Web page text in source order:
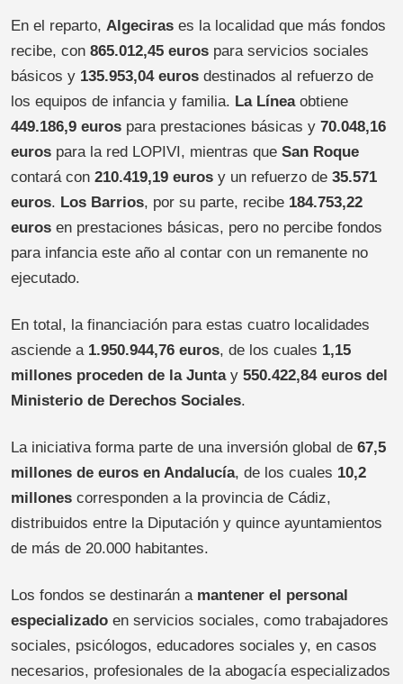
En el reparto, Algeciras es la localidad que más fondos
recibe, con 865.012,45 euros para servicios sociales
básicos y 135.953,04 euros destinados al refuerzo de
los equipos de infancia y familia. La Líneaobtiene
449.186,9 euros para prestaciones básicas y 70.048,16
euros para la red LOPIVI, mientras que San Roque
contará con 210.419,19 euros y un refuerzo de 35.571
euros. Los Barrios, por su parte, recibe 184.753,22
euros en prestaciones básicas, pero no percibe fondos
para infancia este año al contar con un remanente no
ejecutado.
En total, la financiación para estas cuatro localidades
asciende a 1.950.944,76 euros, de los cuales 1,15
millones proceden de la Juntay 550.422,84 euros del
Ministerio de Derechos Sociales.
La iniciativa forma parte de una inversión global de 67,5
millones de euros en Andalucía, de los cuales 10,2
millones corresponden a la provincia de Cádiz,
distribuidos entre la Diputación y quince ayuntamientos
de más de 20.000 habitantes.
Los fondos se destinarán a mantener el personal
especializado en servicios sociales, como trabajadores
sociales, psicólogos, educadores sociales y, en casos
necesarios, profesionales de la abogacía especializados